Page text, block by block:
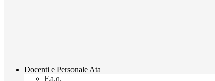
Docenti e Personale Ata
F.a.q.